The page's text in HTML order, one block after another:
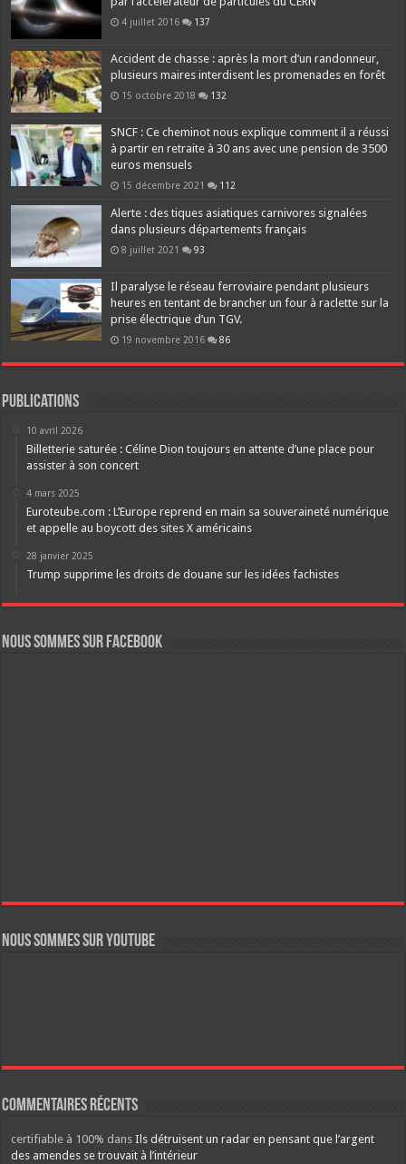
4 juillet 2016 137
Accident de chasse : après la mort d’un randonneur,
plusieurs maires interdisent les promenades en forêt
15 octobre 2018 132
SNCF : Ce cheminot nous explique comment il a réussi
à partir en retraite à 30 ans avec une pension de 3500
euros mensuels
15 décembre 2021 112
Alerte : des tiques asiatiques carnivores signalées
dans plusieurs départements français
8 juillet 2021 93
Il paralyse le réseau ferroviaire pendant plusieurs
heures en tentant de brancher un four à raclette sur la
prise électrique d’un TGV.
19 novembre 2016 86
Publications
10 avril 2026
Billetterie saturée : Céline Dion toujours en attente d’une place pour
assister à son concert
4 mars 2025
Euroteube.com : L’Europe reprend en main sa souveraineté numérique
et appelle au boycott des sites X américains
28 janvier 2025
Trump supprime les droits de douane sur les idées fachistes
Nous sommes sur FaceBook
Nous sommes sur YouTube
Commentaires récents
certifiable à 100% dansIls détruisent un radar en pensant que l’argent
des amendes se trouvait à l’intérieur